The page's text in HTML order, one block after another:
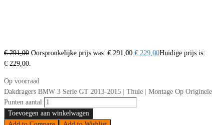
€291,00 Oorspronkelijke prijs was: € 291,00. € 229,00Huidige prijs is:
€ 229,00.
Op voorraad
Dakdragers BMW 3 Serie GT 2013-2015 | Thule | Montage Op Originele
Punten aantal
Toevoegen aan winkelwagen